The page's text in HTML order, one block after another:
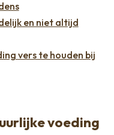
en niet altijd
vers te houden bij
voeding